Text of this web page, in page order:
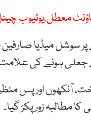
معطل،یوٹیوب
سوشل میڈیا
جعلی ہونے کی
آنکھوں اور پس
مطالبہ زور پکڑ گیا۔